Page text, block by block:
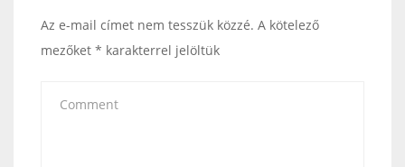
Az e-mail címet nem tesszük közzé. A kötelező
mezőket * karakterrel jelöltük